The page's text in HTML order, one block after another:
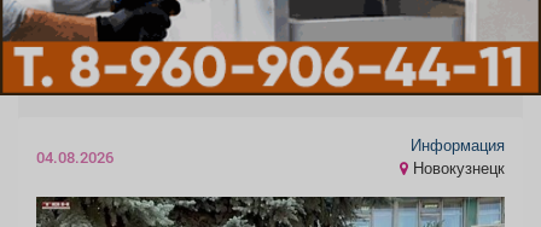
04.08.2026
Информация
Новокузнецк